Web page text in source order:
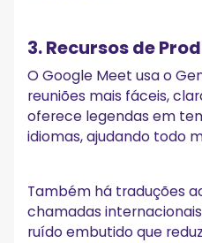
3. Recursos de
O Google Meet usa o
reuniões mais fáceis,
oferece legendas em
idiomas, ajudando todo
Também há traduções
chamadas
ruído embutido que